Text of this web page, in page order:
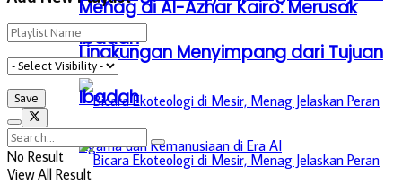
Ibadah
Menag di Al-Azhar Kairo: Merusak
Lingkungan Menyimpang dari Tujuan
Ibadah
No Result
View All Result